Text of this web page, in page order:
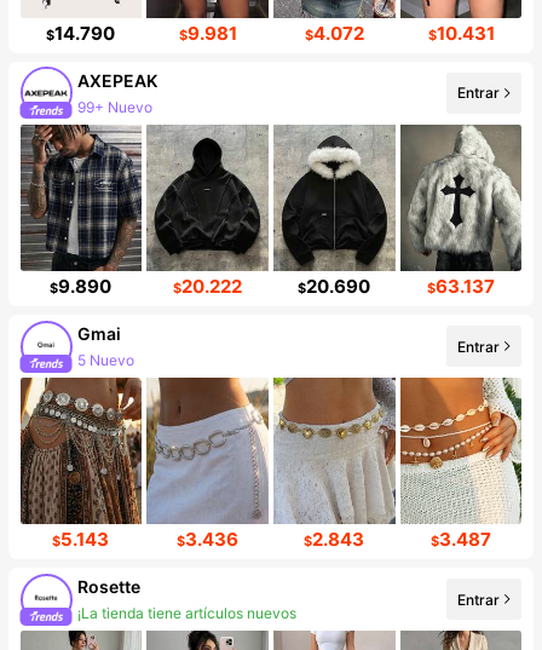
$14.790 $9.981 $4.072 $10.431
AXEPEAK
99+ Nuevo
Entrar
$9.890 $20.222 $20.690 $63.137
Gmai
5 Nuevo
Entrar
$5.143 $3.436 $2.843 $3.487
Rosette
¡La tienda tiene artículos nuevos
Entrar